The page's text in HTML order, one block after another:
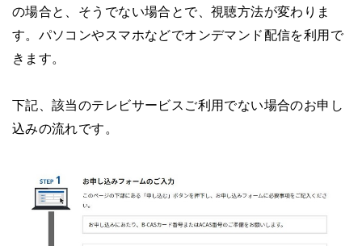
の場合と、そうでない場合とで、視聴方法が変わりま
す。パソコンやスマホなどでオンデマンド配信を利用で
きます。
下記、該当のテレビサービスご利用でない場合のお申し
込みの流れです。